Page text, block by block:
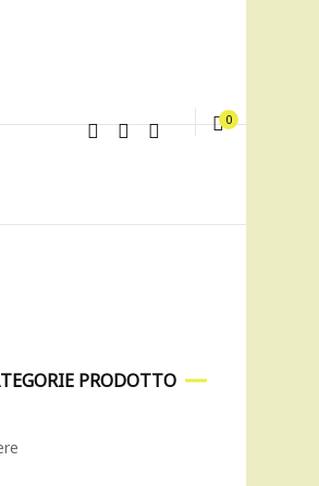
0
PRODOTTO